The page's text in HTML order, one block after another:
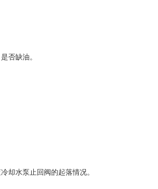
否缺油。
却水泵止回阀的起落情况。